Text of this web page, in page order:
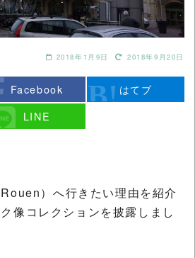
2018年1月9日 2018年9月20日
Facebook
はてブ
LINE
）へ行きたい理由を紹介
像コレクションを披露しまし